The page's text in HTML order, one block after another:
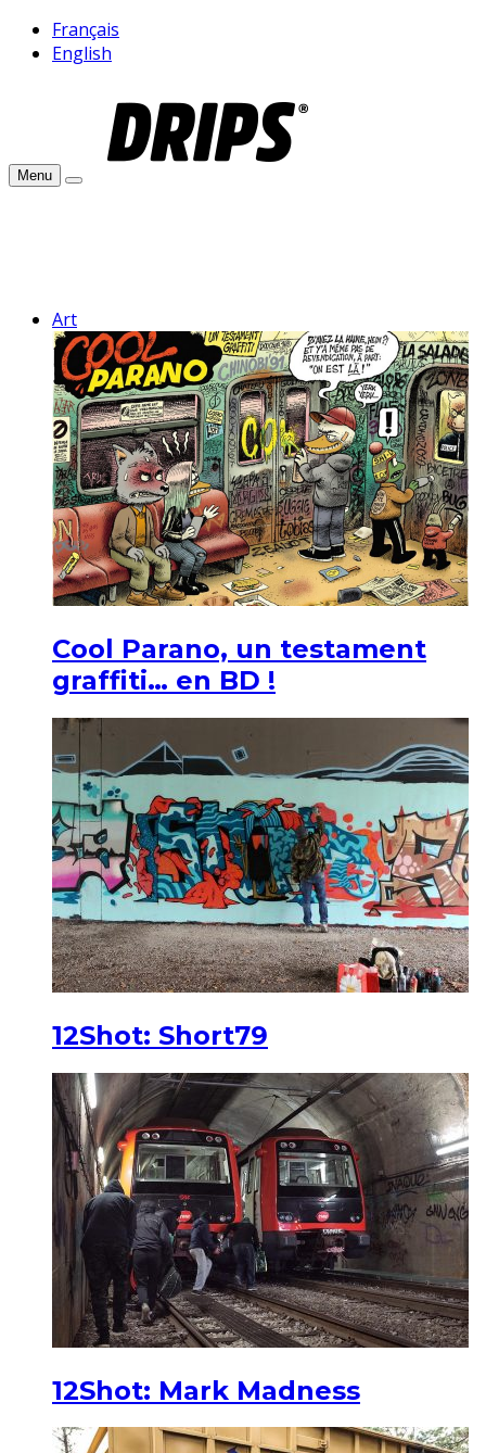
Français
English
Menu
Art
Cool Parano, un testament
graffiti… en BD !
12Shot: Short79
12Shot: Mark Madness